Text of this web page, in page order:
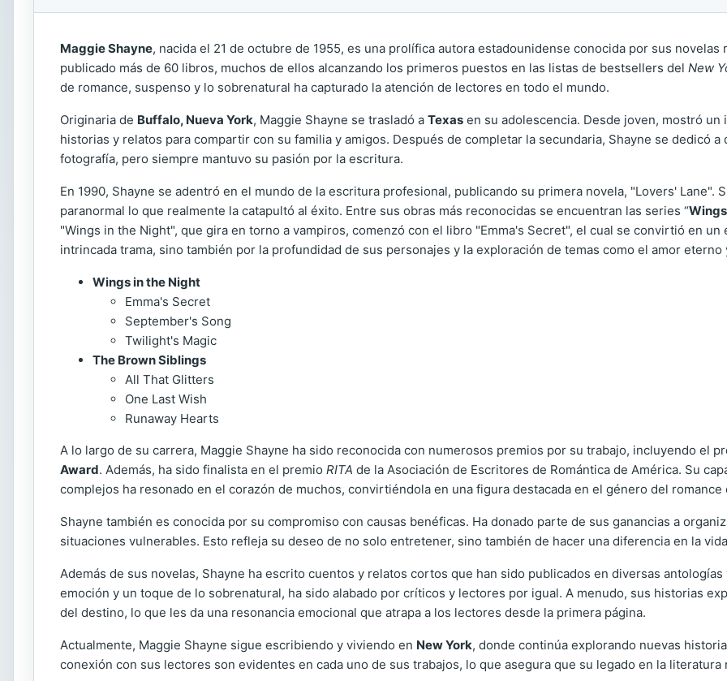
Maggie Shayne, nacida el 21 de octubre de 1955, es una prolífica autora estadounidense conocida por sus
publicado más de 60 libros, muchos de ellos alcanzando los primeros puestos en las listas de bestsellers del New
de romance, suspenso y lo sobrenatural ha capturado la atención de lectores en todo el mundo.
Originaria de Buffalo, Nueva York, Maggie Shayne se trasladó a Texas en su adolescencia. Desde joven, mostró
historias y relatos para compartir con su familia y amigos. Después de completar la secundaria, Shayne se dedicó
fotografía, pero siempre mantuvo su pasión por la escritura.
En 1990, Shayne se adentró en el mundo de la escritura profesional, publicando su primera novela, "Lovers' Lane".
paranormal lo que realmente la catapultó al éxito. Entre sus obras más reconocidas se encuentran las series “
"Wings in the Night", que gira en torno a vampiros, comenzó con el libro "Emma's Secret", el cual se convirtió en
intrincada trama, sino también por la profundidad de sus personajes y la exploración de temas como el amor eterno
Wings in the Night
Emma's Secret
September's Song
Twilight's Magic
The Brown Siblings
All That Glitters
One Last Wish
Runaway Hearts
A lo largo de su carrera, Maggie Shayne ha sido reconocida con numerosos premios por su trabajo, incluyendo el
Award. Además, ha sido finalista en el premio RITA de la Asociación de Escritores de Romántica de América. Su
complejos ha resonado en el corazón de muchos, convirtiéndola en una figura destacada en el género del
Shayne también es conocida por su compromiso con causas benéficas. Ha donado parte de sus ganancias a
situaciones vulnerables. Esto refleja su deseo de no solo entretener, sino también de hacer una diferencia en la
Además de sus novelas, Shayne ha escrito cuentos y relatos cortos que han sido publicados en diversas
emoción y un toque de lo sobrenatural, ha sido alabado por críticos y lectores por igual. A menudo, sus historias
del destino, lo que les da una resonancia emocional que atrapa a los lectores desde la primera página.
Actualmente, Maggie Shayne sigue escribiendo y viviendo en New York, donde continúa explorando nuevas
conexión con sus lectores son evidentes en cada uno de sus trabajos, lo que asegura que su legado en la literatura